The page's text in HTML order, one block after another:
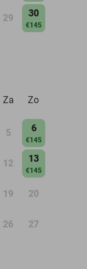
29 30
€145
Za Zo
5 6
€145
12 13
€145
19 20
26 27